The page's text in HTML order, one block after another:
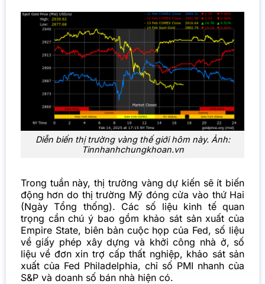
Diễn biến thị trường vàng thế giới hôm này. Ảnh:
Tinnhanhchungkhoan.vn
Trong tuần này, thị trường vàng dự kiến sẽ ít biến
động hơn do thị trường Mỹ đóng cửa vào thứ Hai
(Ngày Tổng thống). Các số liệu kinh tế quan
trọng cần chú ý bao gồm khảo sát sản xuất của
Empire State, biên bản cuộc họp của Fed, số liệu
về giấy phép xây dựng và khởi công nhà ở, số
liệu về đơn xin trợ cấp thất nghiệp, khảo sát sản
xuất của Fed Philadelphia, chỉ số PMI nhanh của
S&P và doanh số bán nhà hiện có.